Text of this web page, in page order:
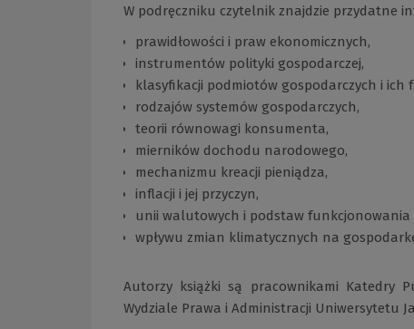
W podręczniku czytelnik znajdzie przydatne
prawidłowości i praw ekonomicznych,
instrumentów polityki gospodarczej,
klasyfikacji podmiotów gospodarczych i ich
rodzajów systemów gospodarczych,
teorii równowagi konsumenta,
mierników dochodu narodowego,
mechanizmu kreacji pieniądza,
inflacji i jej przyczyn,
unii walutowych i podstaw funkcjonowania
wpływu zmian klimatycznych na
Autorzy książki są pracownikami Katedry
Wydziale Prawa i Administracji Uniwersytetu